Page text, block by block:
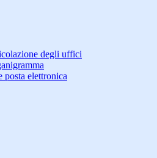
degli uffici
posta elettronica